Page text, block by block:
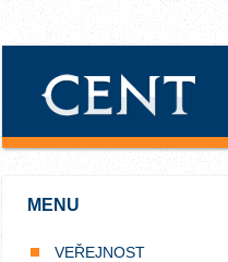
MENU
VEŘEJNOST